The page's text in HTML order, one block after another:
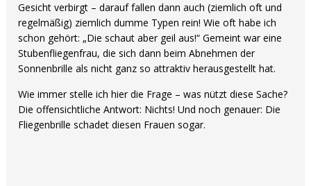
Gesicht verbirgt – darauf fallen dann auch (ziemlich oft und
regelmäßig) ziemlich dumme Typen rein! Wie oft habe ich
schon gehört: „Die schaut aber geil aus!“ Gemeint war eine
Stubenfliegenfrau, die sich dann beim Abnehmen der
Sonnenbrille als nicht ganz so attraktiv herausgestellt hat.
Wie immer stelle ich hier die Frage – was nützt diese Sache?
Die offensichtliche Antwort: Nichts! Und noch genauer: Die
Fliegenbrille schadet diesen Frauen sogar.